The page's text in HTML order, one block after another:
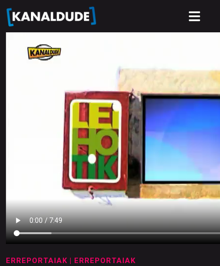
ERREPORTAIAK | ERREPORTAIAK